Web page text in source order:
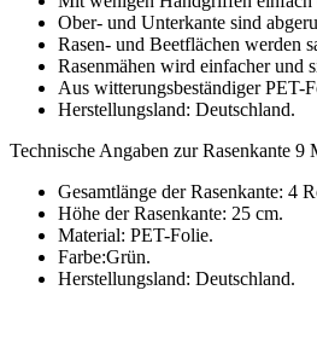
Ober- und Unterkante sind
Rasen- und Beetflächen werden
Rasenmähen wird einfacher und
Aus witterungsbeständiger PET-
Herstellungsland: Deutschland.
Technische Angaben zur Rasenkante 9
Gesamtlänge der Rasenkante: 4
Höhe der Rasenkante: 25 cm.
Material: PET-Folie.
Farbe:Grün.
Herstellungsland: Deutschland.